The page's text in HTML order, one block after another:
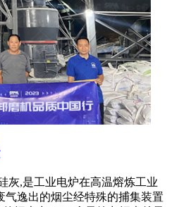
灰,是工业电炉在高温熔炼工业
气逸出的烟尘经特殊的捕集装置